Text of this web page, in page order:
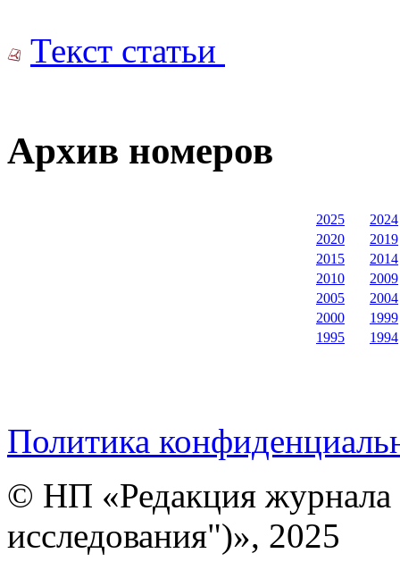
Текст статьи
Архив номеров
2025
2024
2020
2019
2015
2014
2010
2009
2005
2004
2000
1999
1995
1994
Политика
© НП «Редакция
исследования")», 2025